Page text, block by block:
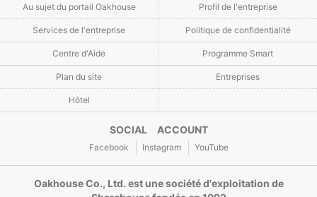
Au sujet du portail Oakhouse Profil de l'entreprise
Services de l'entreprise Politique de confidentialité
Centre d'Aide Programme Smart
Plan du site Entreprises
Hôtel
SOCIAL ACCOUNT
Facebook Instagram YouTube
Oakhouse Co., Ltd. est une société d'exploitation de